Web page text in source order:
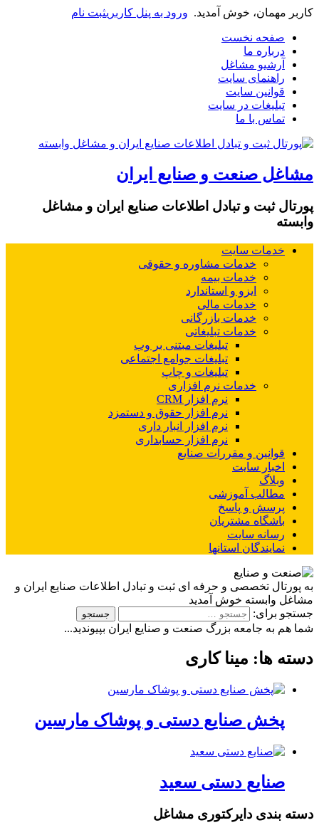
کاربر مهمان، خوش آمدید. ورود به پنل کاربریثبت نام
صفحه نخست
درباره ما
آرشیو مشاغل
راهنمای سایت
قوانین سایت
تبلیغات در سایت
تماس با ما
مشاغل صنعت و صنایع ایران
پورتال ثبت و تبادل اطلاعات صنایع ایران و مشاغل
وابسته
خدمات سایت
خدمات مشاوره و حقوقی
خدمات بیمه
ایزو و استاندارد
خدمات مالی
خدمات بازرگانی
خدمات تبلیغاتی
تبلیغات مبتنی بر وب
تبلیغات جوامع اجتماعی
تبلیغات و چاپ
خدمات نرم افزاری
نرم افزار CRM
نرم افزار حقوق و دستمزد
نرم افزار انبار داری
نرم افزار حسابداری
قوانین و مقررات صنایع
اخبار سایت
وبلاگ
مطالب آموزشی
پرسش و پاسخ
باشگاه مشتریان
رسانه سایت
نمایندگان استانها
به پورتال تخصصی و حرفه ای ثبت و تبادل اطلاعات صنایع ایران و
مشاغل وابسته خوش آمدید
جستجو برای:
شما هم به جامعه بزرگ صنعت و صنایع ایران بپیوندید...
دسته ها: مینا کاری
پخش صنایع دستی و پوشاک مارسین
صنایع دستی سعید
دسته بندی دایرکتوری مشاغل